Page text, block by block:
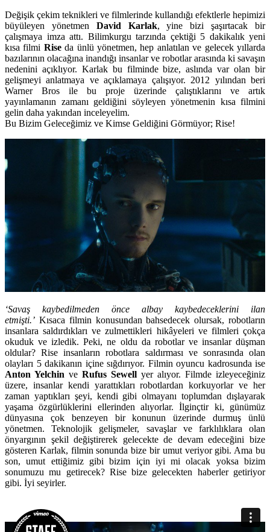
Değişik çekim teknikleri ve filmlerinde kullandığı efektlerle hepimizi
büyüleyen yönetmen David Karlak, yine bizi şaşırtacak bir
çalışmaya imza attı. Bilimkurgu tarzında çektiği 5 dakikalık yeni
kısa filmi Riseda ünlü yönetmen, hep anlatılan ve gelecek yıllarda
bazılarının olacağına inandığı insanlar ve robotlar arasında ki savaşın
nedenini açıklıyor. Karlak bu filminde bize, aslında var olan bir
gelişmeyi anlatmaya ve açıklamaya çalışıyor. 2012 yılından beri
Warner Bros ile bu proje üzerinde çalıştıklarını ve artık
yayınlamanın zamanı geldiğini söyleyen yönetmenin kısa filmini
gelin daha yakından inceleyelim.
Bu Bizim Geleceğimiz ve Kimse Geldiğini Görmüyor; Rise!
‘Savaş kaybedilmeden önce albay kaybedeceklerini ilan
etmişti.’ Kısaca filmin konusundan bahsedecek olursak, robotların
insanlara saldırdıkları ve zulmettikleri hikâyeleri ve filmleri çokça
okuduk ve izledik. Peki, ne oldu da robotlar ve insanlar düşman
oldular? Rise insanların robotlara saldırması ve sonrasında olan
olayları 5 dakikanın içine sığdırıyor. Filmin oyuncu kadrosunda ise
Anton Yelchin ve Rufus Sewell yer alıyor. Filmde izleyeceğiniz
üzere, insanlar kendi yarattıkları robotlardan korkuyorlar ve her
zaman yaptıkları şeyi, kendi gibi olmayanı toplumdan dışlayarak
yaşama özgürlüklerini ellerinden alıyorlar. İlginçtir ki, günümüz
dünyasına çok benzeyen bir konunun üzerinde durmuş ünlü
yönetmen. Teknolojik gelişmeler, savaşlar ve farklılıklara olan
önyargının şekil değiştirerek gelecekte de devam edeceğini bize
gösteren Karlak, filmin sonunda bize bir umut veriyor gibi. Ama bu
son, umut ettiğimiz gibi bizim için iyi mi olacak yoksa bizim
sonumuzu mu getirecek? Rise bize gelecekten haberler getiriyor
gibi. İyi seyirler.